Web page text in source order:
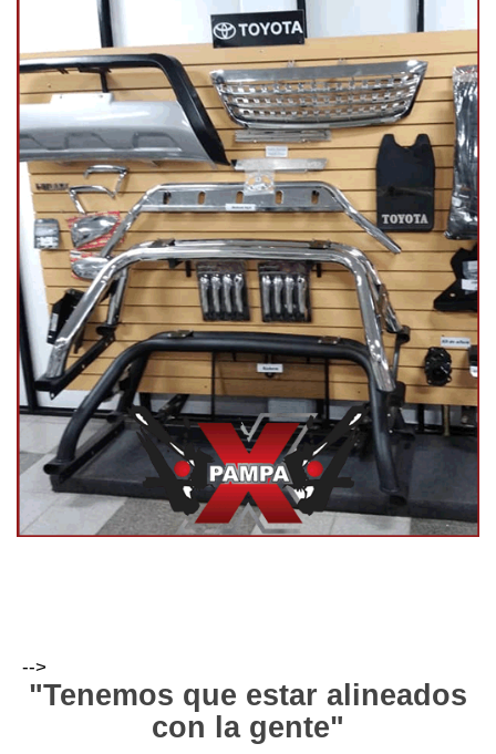
-->
"Tenemos que estar alineados
con la gente"